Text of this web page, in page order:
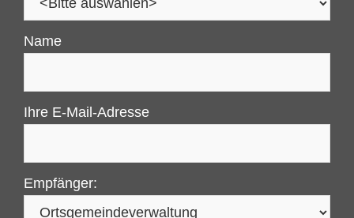
Name
Ihre E-Mail-Adresse
Empfänger: